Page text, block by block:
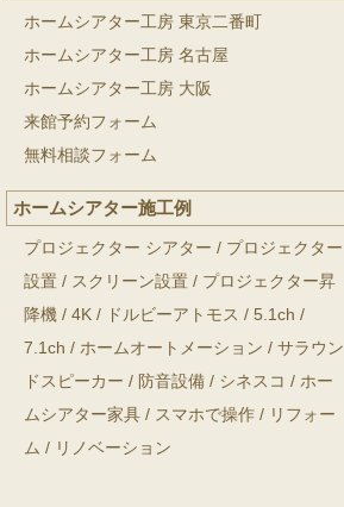
ホームシアター工房 東京二番町
ホームシアター工房 名古屋
ホームシアター工房 大阪
来館予約フォーム
無料相談フォーム
ホームシアター施工例
プロジェクター シアター / プロジェクター
設置 / スクリーン設置 / プロジェクター昇
降機 / 4K / ドルビーアトモス / 5.1ch /
7.1ch / ホームオートメーション / サラウン
ドスピーカー / 防音設備 / シネスコ / ホー
ムシアター家具 / スマホで操作 / リフォー
ム / リノベーション